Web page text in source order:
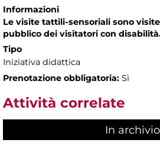
Informazioni
Le visite tattili-sensoriali sono
pubblico dei visitatori con
Tipo
Iniziativa didattica
Prenotazione obbligatoria: Sì
Attività correlate
In archivio